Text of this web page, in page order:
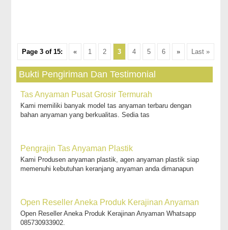
Page 3 of 15: « 1 2 3 4 5 6 » Last »
Bukti Pengiriman Dan Testimonial
Tas Anyaman Pusat Grosir Termurah
Kami memiliki banyak model tas anyaman terbaru dengan
bahan anyaman yang berkualitas. Sedia tas
Pengrajin Tas Anyaman Plastik
Kami Produsen anyaman plastik, agen anyaman plastik siap
memenuhi kebutuhan keranjang anyaman anda dimanapun
Open Reseller Aneka Produk Kerajinan Anyaman
Open Reseller Aneka Produk Kerajinan Anyaman Whatsapp
085730933902.